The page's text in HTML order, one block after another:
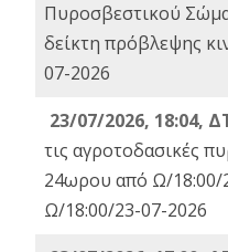
Πυροσβεστικού
δείκτη πρόβλεψης
07-2026
23/07/2026, 18:04,
τις αγροτοδασικές
24ωρου από Ω/18:00/
Ω/18:00/23-07-2026